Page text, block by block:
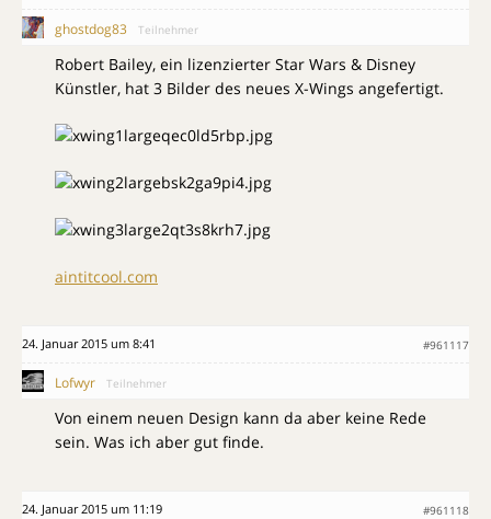
ghostdog83 Teilnehmer
Robert Bailey, ein lizenzierter Star Wars & Disney
Künstler, hat 3 Bilder des neues X-Wings angefertigt.
aintitcool.com
24. Januar 2015 um 8:41 #961117
Lofwyr Teilnehmer
Von einem neuen Design kann da aber keine Rede
sein. Was ich aber gut finde.
24. Januar 2015 um 11:19 #961118